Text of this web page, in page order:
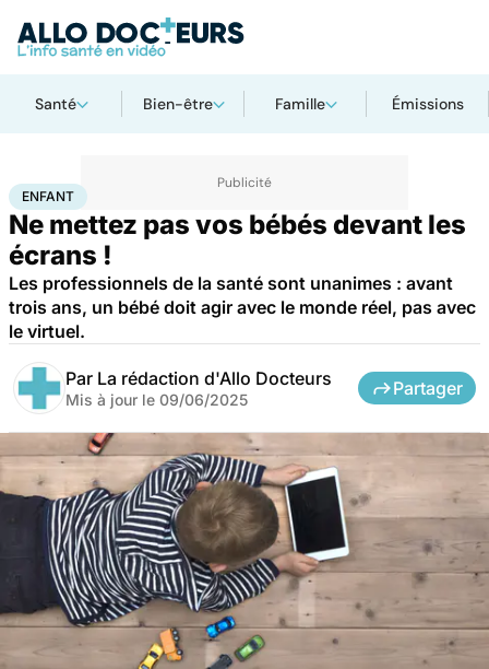
Santé Bien-être Famille Émissions
AccueilFamille
ENFANT
Ne mettez pas vos bébés devant les
écrans !
Les professionnels de la santé sont unanimes : avant
trois ans, un bébé doit agir avec le monde réel, pas avec
le virtuel.
Par La rédaction d'Allo Docteurs
Mis à jour le 09/06/2025
Partager